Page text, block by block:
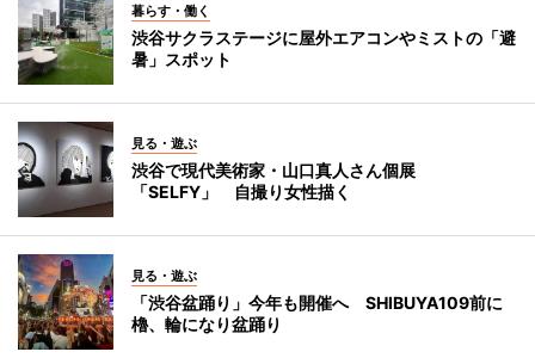
暮らす・働く
渋谷サクラステージに屋外エアコンやミストの「避
暑」スポット
見る・遊ぶ
渋谷で現代美術家・山口真人さん個展
「SELFY」 自撮り女性描く
見る・遊ぶ
「渋谷盆踊り」今年も開催へ SHIBUYA109前に
櫓、輪になり盆踊り